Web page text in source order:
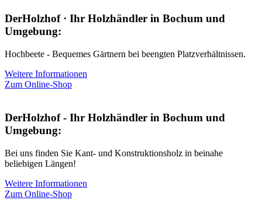
DerHolzhof · Ihr Holzhändler in Bochum und
Umgebung:
Hochbeete - Bequemes Gärtnern bei beengten Platzverhältnissen.
Weitere Informationen
Zum Online-Shop
DerHolzhof - Ihr Holzhändler in Bochum und
Umgebung:
Bei uns finden Sie Kant- und Konstruktionsholz in beinahe
beliebigen Längen!
Weitere Informationen
Zum Online-Shop